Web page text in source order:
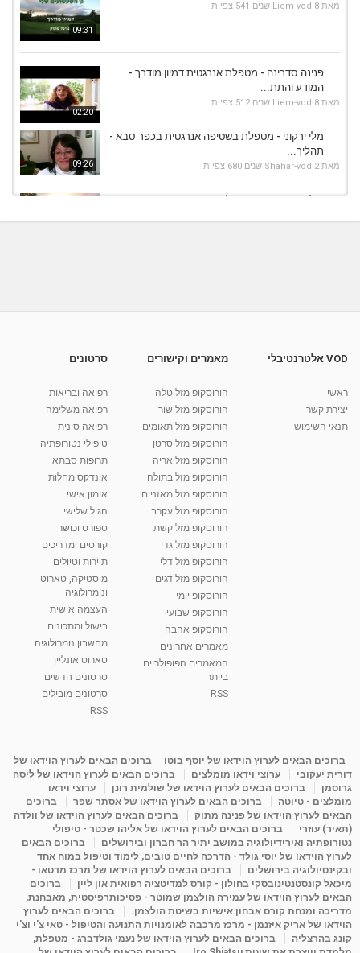
09:31
מאת Liem-vod 8 שנים 541 צפיות
02:20
פנינה סדרינה - מטפלת אנרגטית דמיון מודרך -
המודע והתת...
מאת Liem-vod 8 שנים 512 צפיות
09:26
מלי ירקוני - מטפלת בשטיפה אנרגטית בכפר סבא -
תהליך...
מאת Shahar-vod 2 שנים 680 צפיות
אילת ארמוני זך - מטפלת רגשית באבן יהודה - דמיון
מאת Liem-vod 8 שנים
פנינה סדרינה - מטפלת אנרגטית דמיון מודרך -
10:17
קרין גורן - העוגה המתגלצ’ת ללא קמח
יוסי שר - מתמחה בשיטת אלכסנדר וטאי צ'י
2,734 צפיות
01:46
רנה רז-גילו -טיפול אנרגטי ויעוץ רוחני - נומרולוגית
2,309 צפיות
סודות בתאריך הלידה, משמעות חודש הלידה -
ינואר זינה ליבשיץ נומרולוגית
09:12
מדיטציה בדמיון מודרך - היכרות עם האני הפנימי
מאת admin 11 שנים 3,644 צפיות
15:49
פנינה מתוק - מרכז "נתיב הלב" בהרצליה-
מדיטציה-התחדשות
מאת Shahar-vod 2,143 צפיות
VOD אלטרנטיבלי
ראשי
יצירת קשר
תנאי השימוש
מאמרים וקישורים
הורוסקופ מזל טלה
הורוסקופ מזל שור
הורוסקופ מזל תאומים
הורוסקופ מזל סרטן
הורוסקופ מזל אריה
הורוסקופ מזל בתולה
הורוסקופ מזל מאזניים
הורוסקופ מזל עקרב
הורוסקופ מזל קשת
הורוסקופ מזל גדי
הורוסקופ מזל דלי
הורוסקופ מזל דגים
הורוסקופ יומי
הורוסקופ שבועי
הורוסקופ אהבה
מאמרים אחרונים
המאמרים הפופולריים
ביותר
RSS
סרטונים
רפואה ובריאות
רפואה משלימה
רפואה סינית
טיפולי נטורופתיה
תרופות סבתא
אינדקס מחלות
אימון אישי
הגיל שלישי
ספורט וכושר
קורסים ומדריכים
תיירות וטיולים
מיסטיקה, טארוט
ונומרולוגיה
העצמה אישית
בישול ומתכונים
מחשבון נומרולוגיה
טארוט אונליין
סרטונים חדשים
סרטונים מובילים
RSS
ברוכים הבאים לערוץ הוידאו של יוסף בוטו
ברוכים הבאים לערוץ הוידאו של
דורית יעקובי
ערוצי וידאו מומלצים
ברוכים הבאים לערוץ הוידאו של ליסה
גרוסמן
ברוכים הבאים לערוץ הוידאו של שולמית רונן
ערוצי וידאו
מומלצים - טיוטה
ברוכים הבאים לערוץ הוידאו של אסתר שפר
ברוכים
הבאים לערוץ הוידאו של פנינה מתוק
ברוכים הבאים לערוץ הוידאו של וולדה
(תאיר) עוזרי
ברוכים הבאים לערוץ הוידאו של אליהו שכטר - טיפולי
נטורופתיה ואירידיולוגיה במושב יתיר הר חברון ובירושלים
ברוכים הבאים
לערוץ הוידאו של יוסי גולד - הדרכה לחיים טובים, לימוד וטיפול במוח אחד
ובקינסיולוגיה בירושלים
ברוכים הבאים לערוץ הוידאו של מרכז מדטאו -
מיכאל קונסטנטינובסקי בחולון - קורס למדיטציה רפואית און ליין
ברוכים
הבאים לערוץ הוידאו של עמירה הולצמן שמוטר - פסיכותרפיסטית, מאבחנת,
מדריכה ומנחת קורס אבחון אישיות בשיטת הולצמן.
ברוכים הבאים לערוץ
הוידאו של אריק איזנמן - מרכז מרכבה לאומנויות התנועה והטיפול - טאי צ'י וצ'י
קונג בהרצליה
ברוכים הבאים לערוץ הוידאו של נעמי גולדברג - מטפלת,